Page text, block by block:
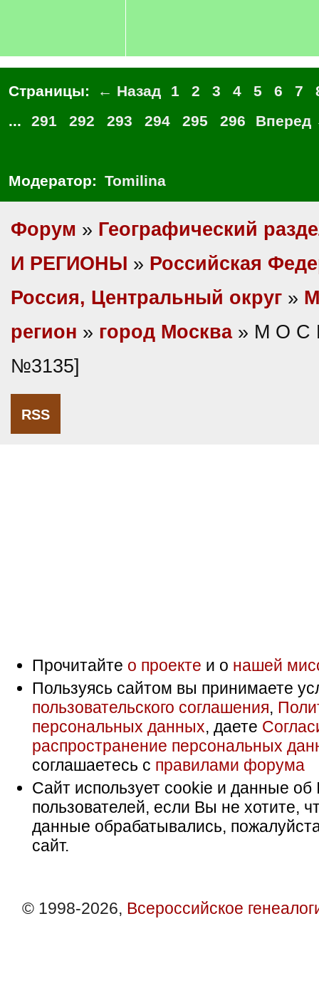
Страницы: ← Назад 1 2 3 4 5 6 7
...
291 292 293 294 295 296 Вперед
Модератор: Tomilina
Форум » Географический
И РЕГИОНЫ » Российская
Россия, Центральный округ »
регион » город Москва» М О С
№3135]
RSS
Прочитайте о проекте и о нашей
Пользуясь сайтом вы принимаете
пользовательского соглашения,
персональных данных, даете
распространение персональных
соглашаетесь с правилами форума
Сайт использует cookie и данные об
пользователей, если Вы не хотите,
данные обрабатывались,
сайт.
© 1998-2026, Всероссийское